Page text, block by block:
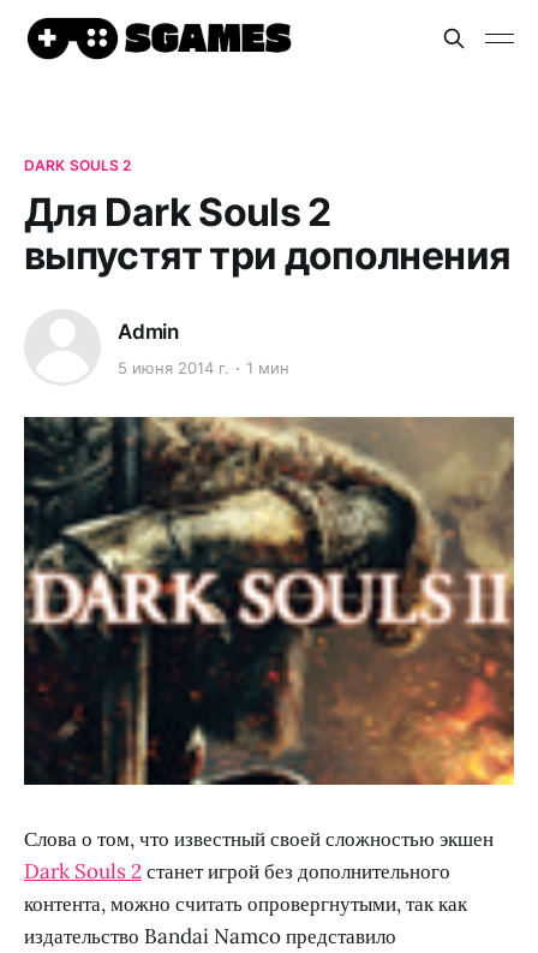
DARK SOULS 2
Для Dark Souls 2
выпустят три дополнения
Admin
5 июня 2014 г. 1 мин
Слова о том, что известный своей сложностью экшен
Dark Souls 2станет игрой без дополнительного
контента, можно считать опровергнутыми, так как
издательство Bandai Namco представило